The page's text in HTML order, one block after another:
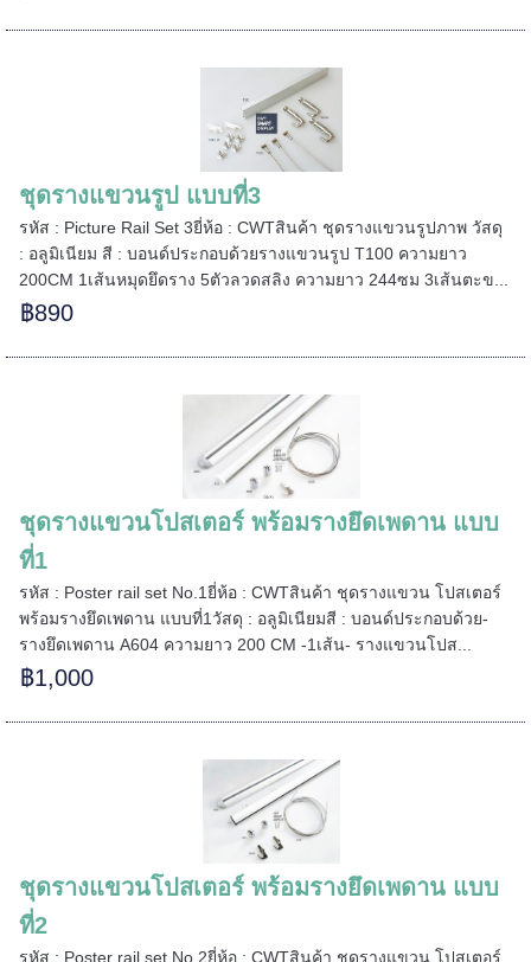
ชุดรางแขวนรูป แบบที่3
รหัส : Picture Rail Set 3ยี่ห้อ : CWTสินค้า ชุดรางแขวนรูปภาพ วัสดุ
: อลูมิเนียม สี : บอนด์ประกอบด้วยรางแขวนรูป T100 ความยาว
200CM 1เส้นหมุดยึดราง 5ตัวลวดสลิง ความยาว 244ซม 3เส้นตะข...
฿890
ชุดรางแขวนโปสเตอร์ พร้อมรางยึดเพดาน แบบ
ที่1
รหัส : Poster rail set No.1ยี่ห้อ : CWTสินค้า ชุดรางแขวน โปสเตอร์
พร้อมรางยึดเพดาน แบบที่1วัสดุ : อลูมิเนียมสี : บอนด์ประกอบด้วย-
รางยึดเพดาน A604 ความยาว 200 CM -1เส้น- รางแขวนโปส...
฿1,000
ชุดรางแขวนโปสเตอร์ พร้อมรางยึดเพดาน แบบ
ที่2
รหัส : Poster rail set No.2ยี่ห้อ : CWTสินค้า ชุดรางแขวน โปสเตอร์